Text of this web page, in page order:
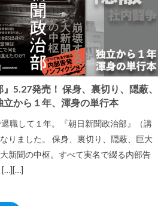
5.27発売！ 保身、裏切り、隠蔽、
立から１年、渾身の単行本
職して１年。『朝日新聞政治部』（講
りました。 保身、裏切り、隠蔽、巨大
新聞の中枢。すべて実名で綴る内部告
[…][…]